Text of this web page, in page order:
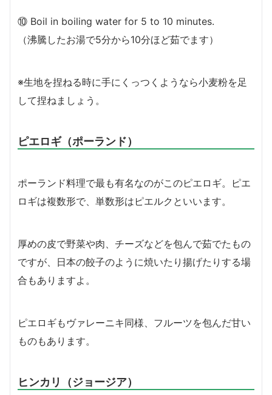
⑩ Boil in boiling water for 5 to 10 minutes.
（沸騰したお湯で5分から10分ほど茹でます）
※生地を捏ねる時に手にくっつくようなら小麦粉を足
して捏ねましょう。
ピエロギ（ポーランド）
ポーランド料理で最も有名なのがこのピエロギ。ピエ
ロギは複数形で、単数形はピエルクといいます。
厚めの皮で野菜や肉、チーズなどを包んで茹でたもの
ですが、日本の餃子のように焼いたり揚げたりする場
合もありますよ。
ピエロギもヴァレーニキ同様、フルーツを包んだ甘い
ものもあります。
ヒンカリ（ジョージア）